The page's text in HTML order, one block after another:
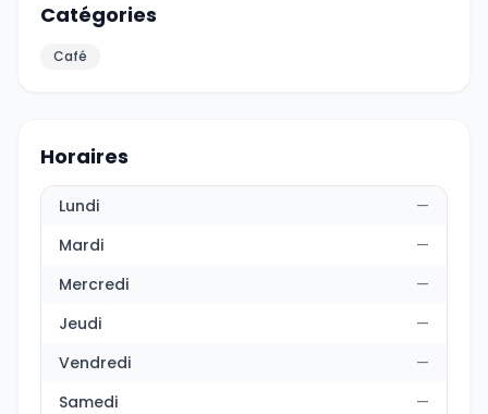
Catégories
Café
Horaires
Lundi
—
Mardi
—
Mercredi
—
Jeudi
—
Vendredi
—
Samedi
—